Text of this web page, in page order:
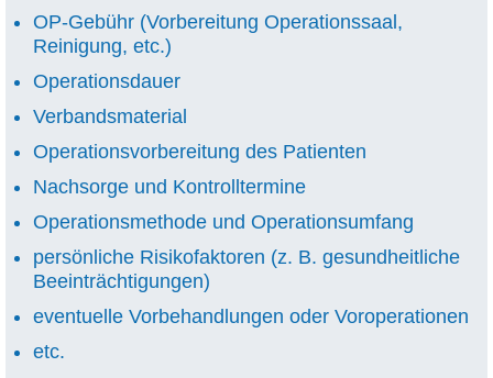
OP-Gebühr (Vorbereitung Operationssaal,
Reinigung, etc.)
Operationsdauer
Verbandsmaterial
Operationsvorbereitung des Patienten
Nachsorge und Kontrolltermine
Operationsmethode und Operationsumfang
persönliche Risikofaktoren (z. B. gesundheitliche
Beeinträchtigungen)
eventuelle Vorbehandlungen oder Voroperationen
etc.